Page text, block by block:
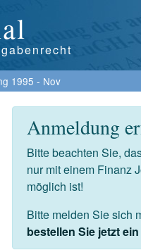
1995 - Nov
Anmeldung
Bitte beachten Sie,
nur mit einem Finanz
möglich ist!
Bitte melden Sie sich
bestellen Sie jetzt
starten